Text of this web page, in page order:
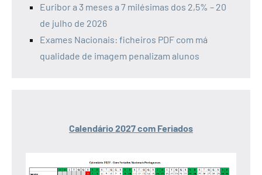
Euribor a 3 meses a 7 milésimas dos 2,5% – 20
de julho de 2026
Exames Nacionais: ficheiros PDF com má
qualidade de imagem penalizam alunos
Calendário 2027 com Feriados